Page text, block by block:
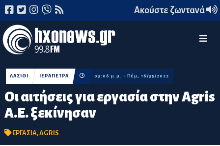
Ακούστε ζωντανά
Οι αιτήσεις για εργασία στην Agris
A.E. ξεκίνησαν
ΛΑΣΙΘΙ ΙΕΡΑΠΕΤΡΑ 03:06 μ.μ. - Πέμ, 16/35/2022
ΕΡΓΑΣΙΑ,AGRIS